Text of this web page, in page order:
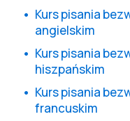
Kurs pisania
angielskim
Kurs pisania
hiszpańskim
Kurs pisania
francuskim